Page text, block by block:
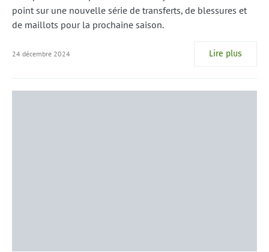
point sur une nouvelle série de transferts, de blessures et
de maillots pour la prochaine saison.
24 décembre 2024 Lire plus